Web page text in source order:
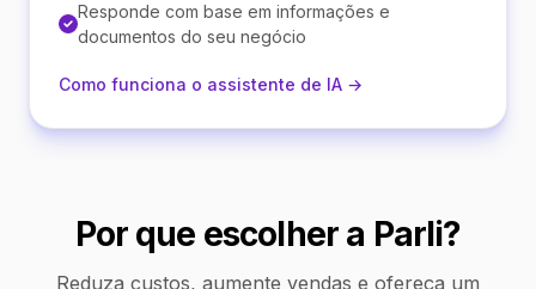
Responde com base em informações e
documentos do seu negócio
Como funciona o assistente de IA →
Por que escolher a Parli?
Reduza custos, aumente vendas e ofereça um